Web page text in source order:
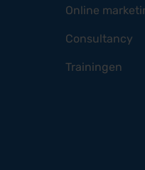
Online
Consultancy
Trainingen